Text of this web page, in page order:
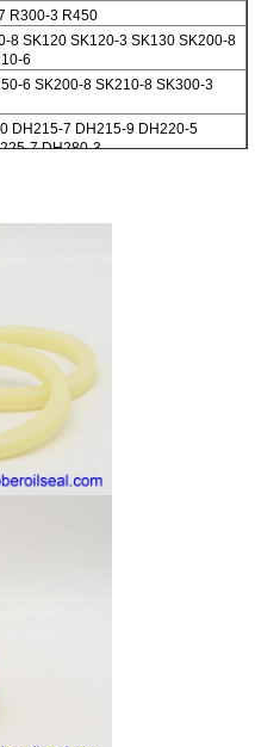
R300-3 R450
8 SK120 SK120-3 SK130 SK200-8
6
6 SK200-8 SK210-8 SK300-3
DH215-7 DH215-9 DH220-5
7 DH280-3
HD400SEM HD700-2 HD700-5
7
1 HD770-2 HD880-1 HD850